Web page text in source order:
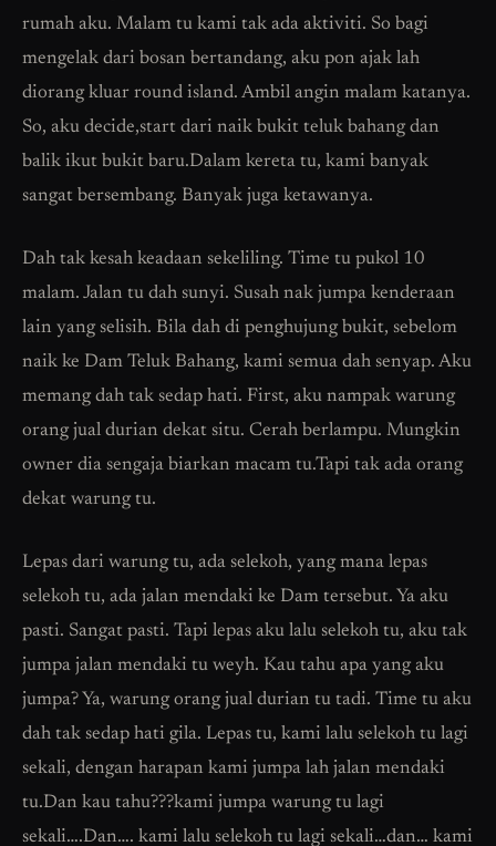
rumah aku. Malam tu kami tak ada aktiviti. So bagi
mengelak dari bosan bertandang, aku pon ajak lah
diorang kluar round island. Ambil angin malam katanya.
So, aku decide,start dari naik bukit teluk bahang dan
balik ikut bukit baru.Dalam kereta tu, kami banyak
sangat bersembang. Banyak juga ketawanya.
Dah tak kesah keadaan sekeliling. Time tu pukol 10
malam. Jalan tu dah sunyi. Susah nak jumpa kenderaan
lain yang selisih. Bila dah di penghujung bukit, sebelom
naik ke Dam Teluk Bahang, kami semua dah senyap. Aku
memang dah tak sedap hati. First, aku nampak warung
orang jual durian dekat situ. Cerah berlampu. Mungkin
owner dia sengaja biarkan macam tu.Tapi tak ada orang
dekat warung tu.
Lepas dari warung tu, ada selekoh, yang mana lepas
selekoh tu, ada jalan mendaki ke Dam tersebut. Ya aku
pasti. Sangat pasti. Tapi lepas aku lalu selekoh tu, aku tak
jumpa jalan mendaki tu weyh. Kau tahu apa yang aku
jumpa? Ya, warung orang jual durian tu tadi. Time tu aku
dah tak sedap hati gila. Lepas tu, kami lalu selekoh tu lagi
sekali, dengan harapan kami jumpa lah jalan mendaki
tu.Dan kau tahu???kami jumpa warung tu lagi
sekali….Dan…. kami lalu selekoh tu lagi sekali…dan… kami